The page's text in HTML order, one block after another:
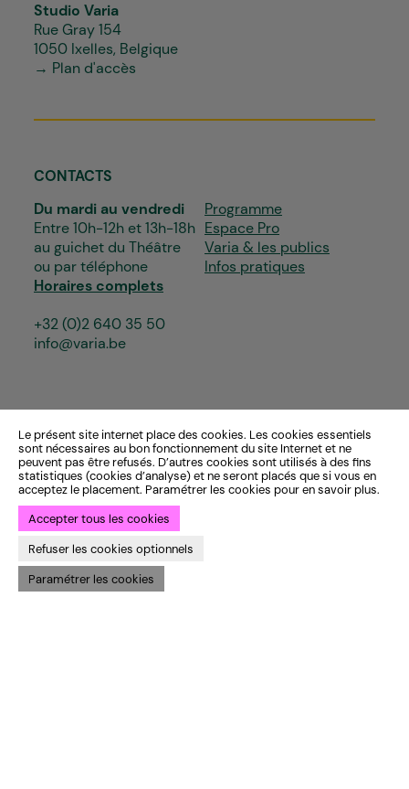
Le présent site internet place des cookies. Les cookies essentiels
sont nécessaires au bon fonctionnement du site Internet et ne
peuvent pas être refusés. D’autres cookies sont utilisés à des fins
statistiques (cookies d’analyse) et ne seront placés que si vous en
acceptez le placement. Paramétrer les cookies pour en savoir plus.
Accepter tous les cookies
Refuser les cookies optionnels
Paramétrer les cookies
Studio Varia
Rue Gray 154
1050 Ixelles, Belgique
→ Plan d'accès
CONTACTS
Du mardi au vendredi
Entre 10h-12h et 13h-18h
au guichet du Théâtre
ou par téléphone
Horaires complets
+32 (0)2 640 35 50
info@varia.be
Programme
Espace Pro
Varia & les publics
Infos pratiques